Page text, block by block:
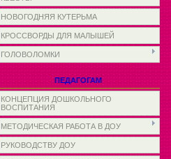
НОВОГОДНЯЯ КУТЕРЬМА
КРОССВОРДЫ ДЛЯ МАЛЫШЕЙ
ГОЛОВОЛОМКИ
ПЕДАГОГАМ
КОНЦЕПЦИЯ ДОШКОЛЬНОГО
ВОСПИТАНИЯ
МЕТОДИЧЕСКАЯ РАБОТА В ДОУ
РУКОВОДСТВУ ДОУ